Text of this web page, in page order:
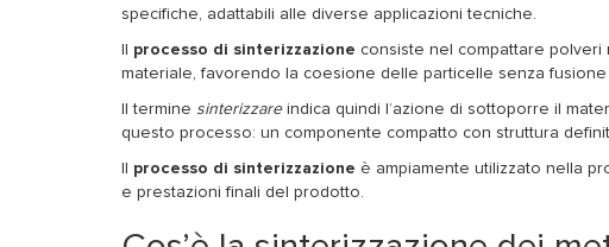
specifiche, adattabili alle diverse applicazioni tecniche.
processo di sinterizzazione consiste nel compattare polveri
materiale, favorendo la coesione delle particelle senza fusione
Il termine sinterizzareindica quindi l’azione di sottoporre il
questo processo: un componente compatto con struttura
processo di sinterizzazione è ampiamente utilizzato nella
e prestazioni finali del prodotto.